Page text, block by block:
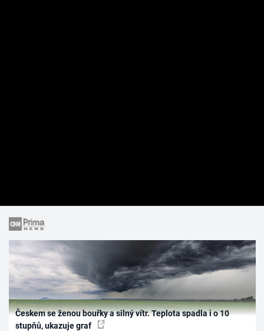
Českem se ženou bouřky a silný vítr. Teplota spadla i o 10
stupňů, ukazuje graf